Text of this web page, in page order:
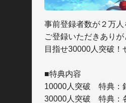
事前登録者数が２万人
ご登録いただきありが
目指せ30000人突破！
■特典内容
10000人突破　特典：
30000人突破　特典：